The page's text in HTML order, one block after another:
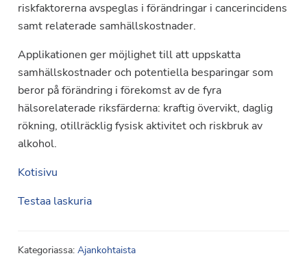
riskfaktorerna avspeglas i förändringar i cancerincidens
samt relaterade samhällskostnader.
Applikationen ger möjlighet till att uppskatta
samhällskostnader och potentiella besparingar som
beror på förändring i förekomst av de fyra
hälsorelaterade riksfärderna: kraftig övervikt, daglig
rökning, otillräcklig fysisk aktivitet och riskbruk av
alkohol.
Kotisivu
Testaa laskuria
Kategoriassa: Ajankohtaista